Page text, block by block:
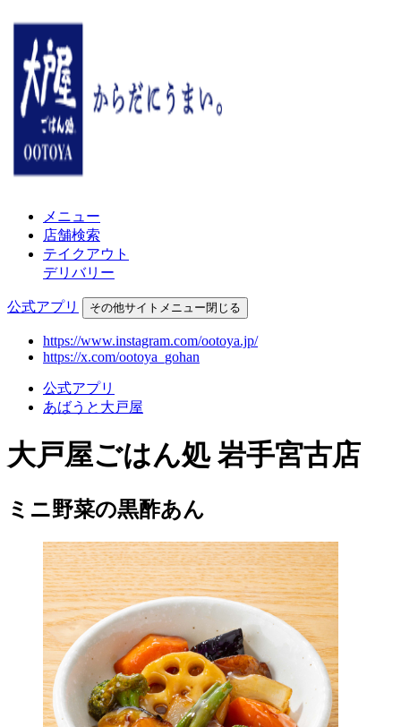
メニュー
店舗検索
テイクアウト
デリバリー
公式アプリ その他サイトメニュー閉じる
https://www.instagram.com/ootoya.jp/
https://x.com/ootoya_gohan
公式アプリ
あばうと大戸屋
大戸屋ごはん処 岩手宮古店
ミニ野菜の黒酢あん